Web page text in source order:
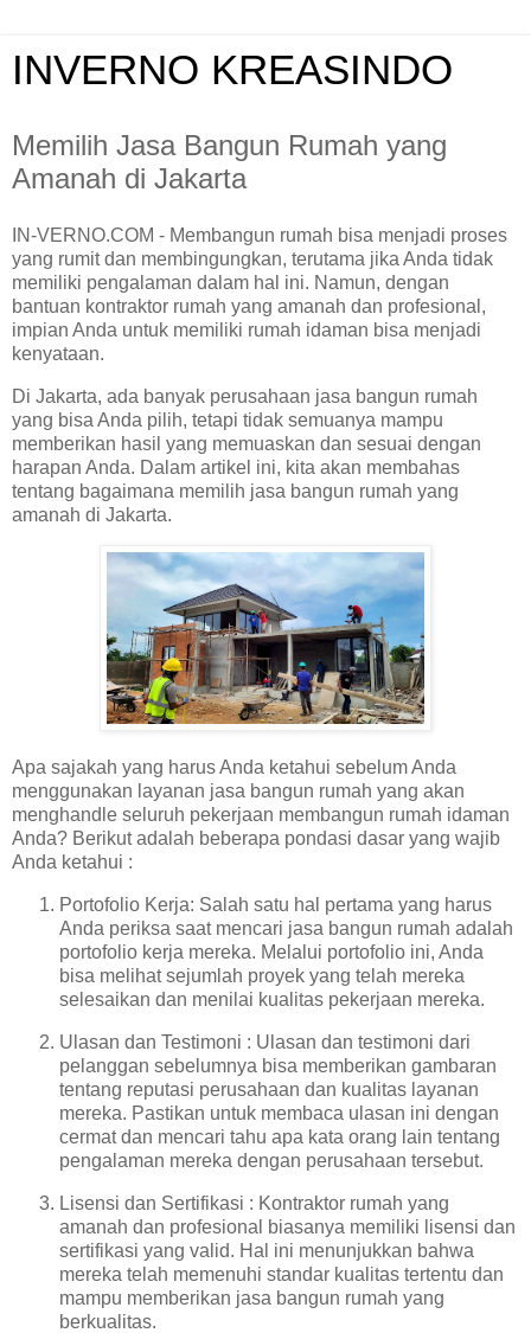
INVERNO KREASINDO
Memilih Jasa Bangun Rumah yang
Amanah di Jakarta
IN-VERNO.COM - Membangun rumah bisa menjadi proses
yang rumit dan membingungkan, terutama jika Anda tidak
memiliki pengalaman dalam hal ini. Namun, dengan
bantuan kontraktor rumah yang amanah dan profesional,
impian Anda untuk memiliki rumah idaman bisa menjadi
kenyataan.
Di Jakarta, ada banyak perusahaan jasa bangun rumah
yang bisa Anda pilih, tetapi tidak semuanya mampu
memberikan hasil yang memuaskan dan sesuai dengan
harapan Anda. Dalam artikel ini, kita akan membahas
tentang bagaimana memilih jasa bangun rumah yang
amanah di Jakarta.
Apa sajakah yang harus Anda ketahui sebelum Anda
menggunakan layanan jasa bangun rumah yang akan
menghandle seluruh pekerjaan membangun rumah idaman
Anda? Berikut adalah beberapa pondasi dasar yang wajib
Anda ketahui :
Portofolio Kerja: Salah satu hal pertama yang harus
Anda periksa saat mencari jasa bangun rumah adalah
portofolio kerja mereka. Melalui portofolio ini, Anda
bisa melihat sejumlah proyek yang telah mereka
selesaikan dan menilai kualitas pekerjaan mereka.
Ulasan dan Testimoni : Ulasan dan testimoni dari
pelanggan sebelumnya bisa memberikan gambaran
tentang reputasi perusahaan dan kualitas layanan
mereka. Pastikan untuk membaca ulasan ini dengan
cermat dan mencari tahu apa kata orang lain tentang
pengalaman mereka dengan perusahaan tersebut.
Lisensi dan Sertifikasi : Kontraktor rumah yang
amanah dan profesional biasanya memiliki lisensi dan
sertifikasi yang valid. Hal ini menunjukkan bahwa
mereka telah memenuhi standar kualitas tertentu dan
mampu memberikan jasa bangun rumah yang
berkualitas.